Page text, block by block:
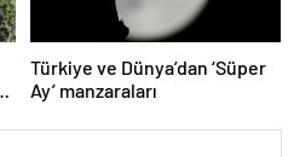
Türkiye ve Dünya’dan ‘Süper
Ay’ manzaraları